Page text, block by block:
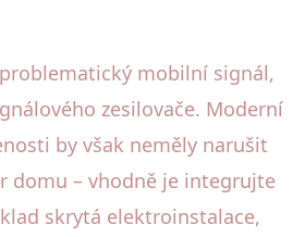
mobilní signál,
zesilovače. Moderní
by však neměly narušit
domu – vhodně je integrujte
skrytá elektroinstalace,